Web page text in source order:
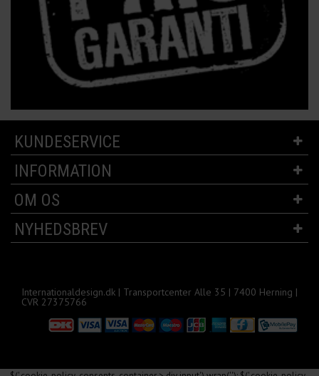
KUNDESERVICE
INFORMATION
OM OS
NYHEDSBREV
Internationaldesign.dk | Transportcenter Alle 35 | 7400 Herning |
CVR 27375766